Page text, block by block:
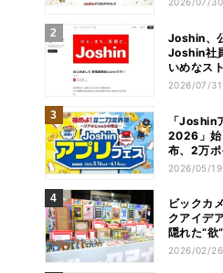
Joshin、
Joshin社
いめなス
2026/07/
「Joshin
2026」
布、2万ポ
ャンスも
2026/05/
ビックカ
クアイデ
隠れた“欲
品とは
2026/02/